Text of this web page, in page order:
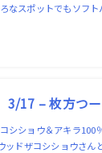
なスポットでもソフ
3/17 – 枚方つ
シショウ＆アキラ
ッドザコシショウさん